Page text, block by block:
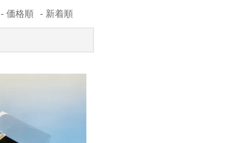
- 価格順 - 新着順